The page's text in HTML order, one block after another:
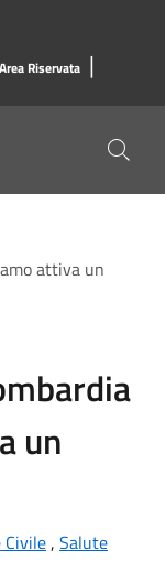
Area Riservata |
attiva un
un
Civile, Salute